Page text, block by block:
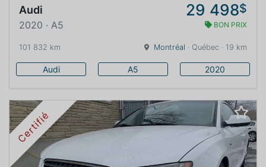
Audi 29 498$
2020 · A5 BON PRIX
101 832 km Montréal · Québec · 19 km
Audi A5 2020
Certifié